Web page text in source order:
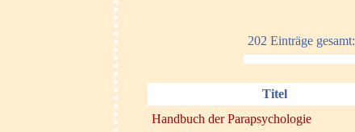
202 Einträge gesamt:
Titel
Handbuch der Parapsychologie